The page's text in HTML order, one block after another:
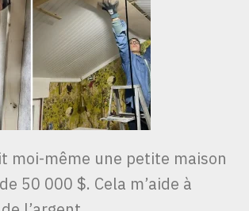
moi-même une petite maison
50 000 $. Cela m’aide à